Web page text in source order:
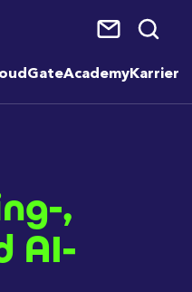
AcademyKarriere
,
AI-